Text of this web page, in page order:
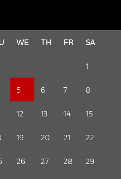
WE TH FR SA
1
5 6 7 8
12 13 14 15
19 20 21 22
26 27 28 29